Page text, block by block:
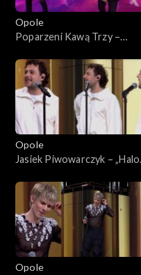
Opole
Poparzeni Kawą Trzy –
Koncert „Premiery”
Opole
Jasiek Piwowarczyk – „Halo
„Premiery”
Opole